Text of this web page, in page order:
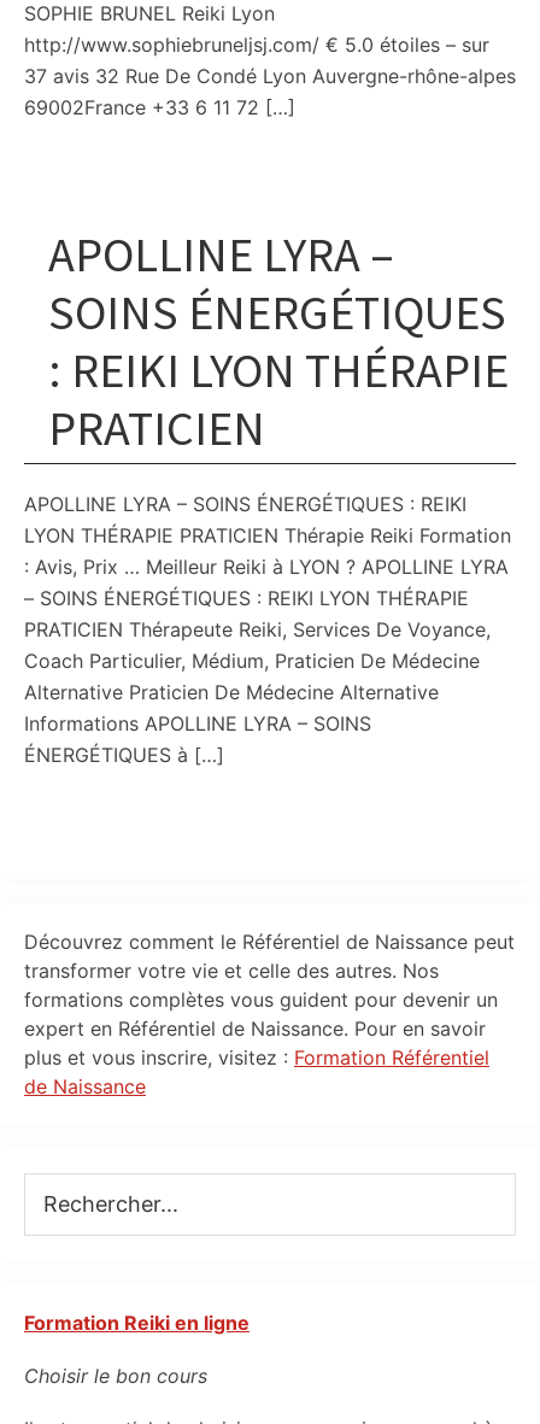
SOPHIE BRUNEL Reiki Lyon
http://www.sophiebruneljsj.com/ € 5.0 étoiles – sur
37 avis 32 Rue De Condé Lyon Auvergne-rhône-alpes
69002France +33 6 11 72 […]
APOLLINE LYRA –
SOINS ÉNERGÉTIQUES
: REIKI LYON THÉRAPIE
PRATICIEN
APOLLINE LYRA – SOINS ÉNERGÉTIQUES : REIKI
LYON THÉRAPIE PRATICIEN Thérapie Reiki Formation
: Avis, Prix … Meilleur Reiki à LYON ? APOLLINE LYRA
– SOINS ÉNERGÉTIQUES : REIKI LYON THÉRAPIE
PRATICIEN Thérapeute Reiki, Services De Voyance,
Coach Particulier, Médium, Praticien De Médecine
Alternative Praticien De Médecine Alternative
Informations APOLLINE LYRA – SOINS
ÉNERGÉTIQUES à […]
Primary
Sidebar
Découvrez comment le Référentiel de Naissance peut
transformer votre vie et celle des autres. Nos
formations complètes vous guident pour devenir un
expert en Référentiel de Naissance. Pour en savoir
plus et vous inscrire, visitez : Formation Référentiel
de Naissance
Formation Reiki en ligne
Choisir le bon cours